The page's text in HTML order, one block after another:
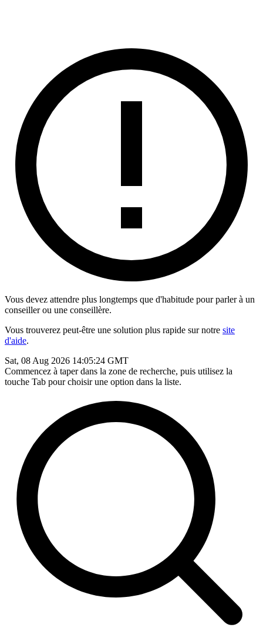
Vous devez attendre plus longtemps que d'habitude pour parler à un
conseiller ou une conseillère.
Vous trouverez peut-être une solution plus rapide sur notre site
d'aide.
Sat, 08 Aug 2026 14:05:24 GMT
Commencez à taper dans la zone de recherche, puis utilisez la
touche Tab pour choisir une option dans la liste.